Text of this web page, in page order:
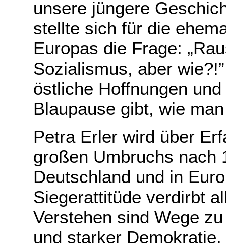
unsere jüngere
stellte sich für die
Europas die Frage:
Sozialismus, aber
östliche Hoffnungen
Blaupause gibt, wie
Petra Erler wird über
großen Umbruchs nach
Deutschland und in
Siegerattitüde verdirbt
Verstehen sind Wege
und starker Demokratie.